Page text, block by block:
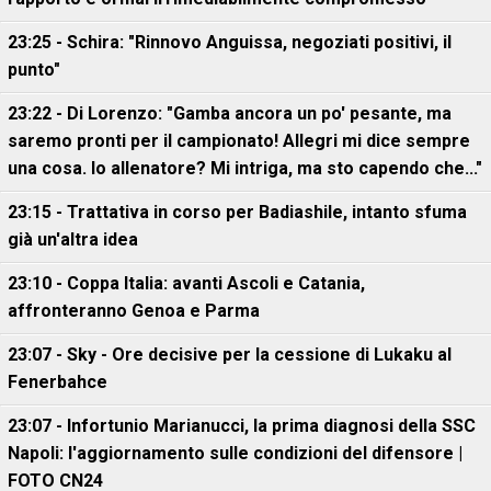
23:25 - Schira: "Rinnovo Anguissa, negoziati positivi, il
punto"
23:22 - Di Lorenzo: "Gamba ancora un po' pesante, ma
saremo pronti per il campionato! Allegri mi dice sempre
una cosa. Io allenatore? Mi intriga, ma sto capendo che..."
23:15 - Trattativa in corso per Badiashile, intanto sfuma
già un'altra idea
23:10 - Coppa Italia: avanti Ascoli e Catania,
affronteranno Genoa e Parma
23:07 - Sky - Ore decisive per la cessione di Lukaku al
Fenerbahce
23:07 - Infortunio Marianucci, la prima diagnosi della SSC
Napoli: l'aggiornamento sulle condizioni del difensore |
FOTO CN24